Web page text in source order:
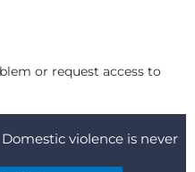
or request access to
Domestic violence is never